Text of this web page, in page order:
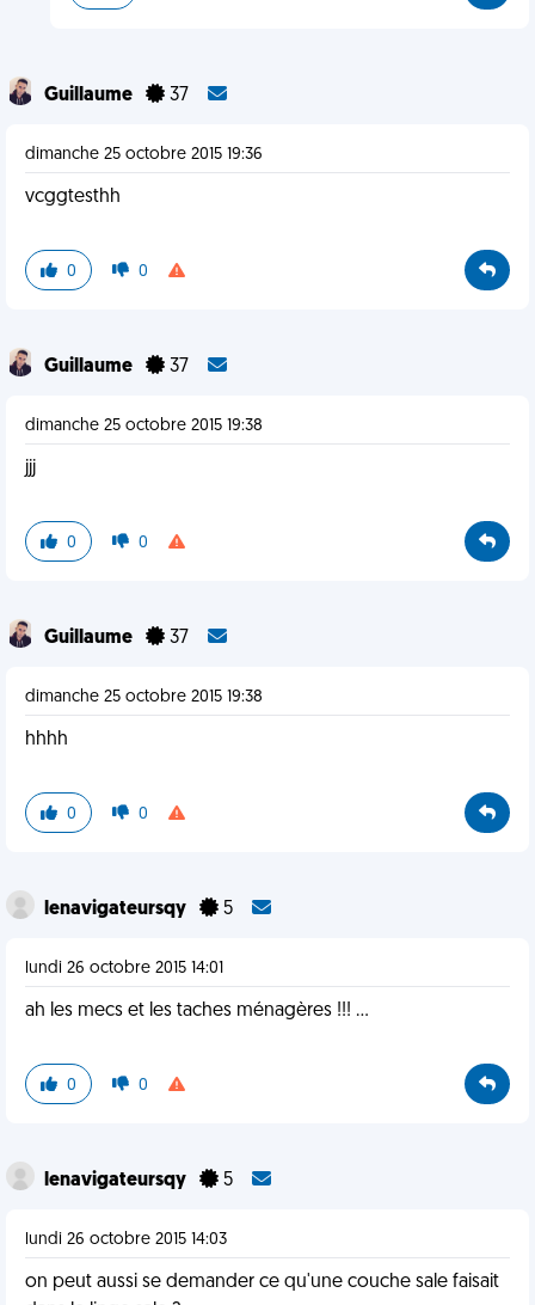
Guillaume 37
dimanche 25 octobre 2015 19:36
vcggtesthh
0 0
Guillaume 37
dimanche 25 octobre 2015 19:38
jjj
0 0
Guillaume 37
dimanche 25 octobre 2015 19:38
hhhh
0 0
lenavigateursqy 5
lundi 26 octobre 2015 14:01
ah les mecs et les taches ménagères !!! ...
0 0
lenavigateursqy 5
lundi 26 octobre 2015 14:03
on peut aussi se demander ce qu'une couche sale faisait